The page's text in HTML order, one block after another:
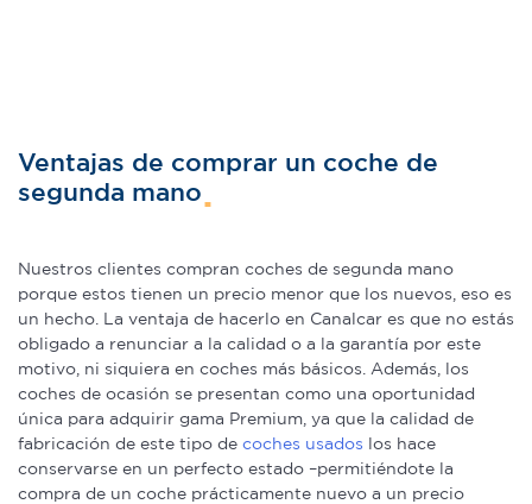
Ventajas de comprar un coche de
segunda mano
Nuestros clientes compran coches de segunda mano
porque estos tienen un precio menor que los nuevos, eso es
un hecho. La ventaja de hacerlo en Canalcar es que no estás
obligado a renunciar a la calidad o a la garantía por este
motivo, ni siquiera en coches más básicos. Además, los
coches de ocasión se presentan como una oportunidad
única para adquirir gama Premium, ya que la calidad de
fabricación de este tipo de coches usados los hace
conservarse en un perfecto estado –permitiéndote la
compra de un coche prácticamente nuevo a un precio